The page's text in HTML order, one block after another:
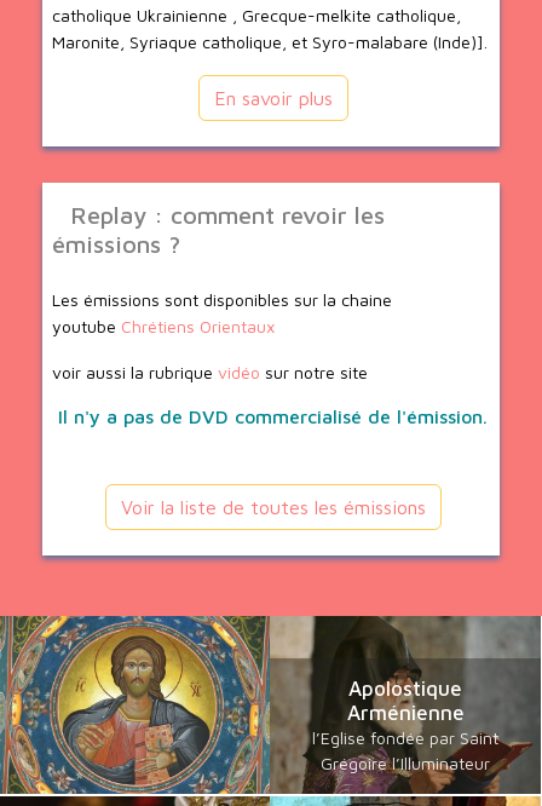
catholique Ukrainienne , Grecque-melkite catholique,
Maronite, Syriaque catholique, et Syro-malabare (Inde)].
En savoir plus
Replay : comment revoir les
émissions ?
Les émissions sont disponibles sur la chaine
youtube Chrétiens Orientaux
voir aussi la rubrique vidéo sur notre site
Il n'y a pas de DVD commercialisé de l'émission.
Voir la liste de toutes les émissions
Apolostique
Arménienne
l’Eglise fondée par Saint
Grégoire l’Illuminateur